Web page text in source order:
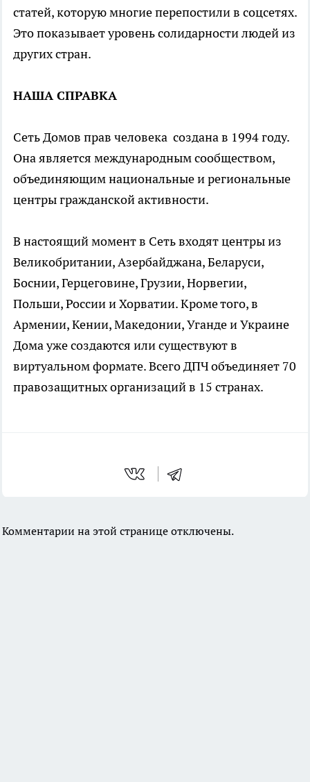
статей, которую многие перепостили в соцсетях.
Это показывает уровень солидарности людей из
других стран.
НАША СПРАВКА
Сеть Домов прав человека создана в 1994 году.
Она является международным сообществом,
объединяющим национальные и региональные
центры гражданской активности.
В настоящий момент в Сеть входят центры из
Великобритании, Азербайджана, Беларуси,
Боснии, Герцеговине, Грузии, Норвегии,
Польши, России и Хорватии. Кроме того, в
Армении, Кении, Македонии, Уганде и Украине
Дома уже создаются или существуют в
виртуальном формате. Всего ДПЧ объединяет 70
правозащитных организаций в 15 странах.
Комментарии на этой странице отключены.